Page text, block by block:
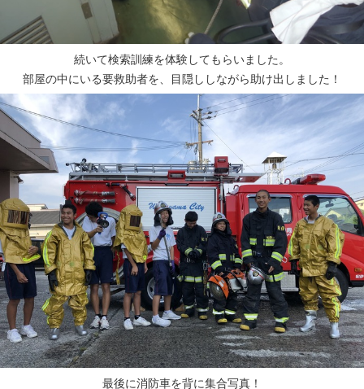
続いて検索訓練を体験してもらいました。
部屋の中にいる要救助者を、目隠ししながら助け出しました！
最後に消防車を背に集合写真！